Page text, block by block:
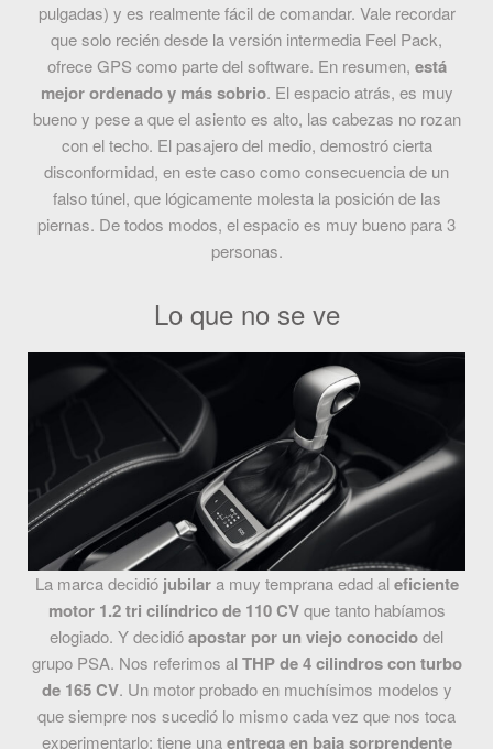
pulgadas) y es realmente fácil de comandar. Vale recordar
que solo recién desde la versión intermedia Feel Pack,
ofrece GPS como parte del software. En resumen, está
mejor ordenado y más sobrio. El espacio atrás, es muy
bueno y pese a que el asiento es alto, las cabezas no rozan
con el techo. El pasajero del medio, demostró cierta
disconformidad, en este caso como consecuencia de un
falso túnel, que lógicamente molesta la posición de las
piernas. De todos modos, el espacio es muy bueno para 3
personas.
Lo que no se ve
La marca decidiójubilara muy temprana edad aleficiente
motor 1.2 tri cilíndrico de 110 CVque tanto habíamos
elogiado. Y decidióapostar por un viejo conocidodel
grupo PSA. Nos referimos alTHP de 4 cilindros con turbo
de 165 CV. Un motor probado en muchísimos modelos y
que siempre nos sucedió lo mismo cada vez que nos toca
experimentarlo: tiene unaentrega en baja sorprendente